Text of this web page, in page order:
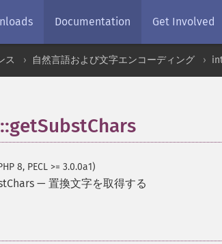
Documentation Get Involved
ス 自然言語および文字エンコーディング
8, PECL >= 3.0.0a1)
— 置換文字を取得する